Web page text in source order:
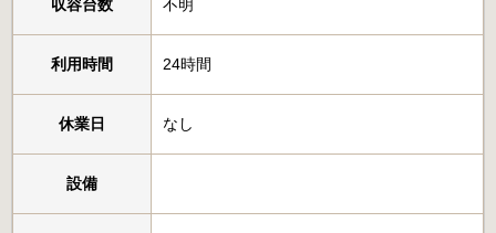
収容台数 不明
利用時間 24時間
休業日 なし
設備